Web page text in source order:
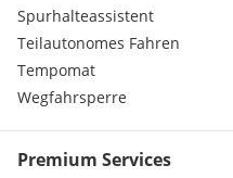
Spurhalteassistent
Teilautonomes Fahren
Tempomat
Wegfahrsperre
Premium Services